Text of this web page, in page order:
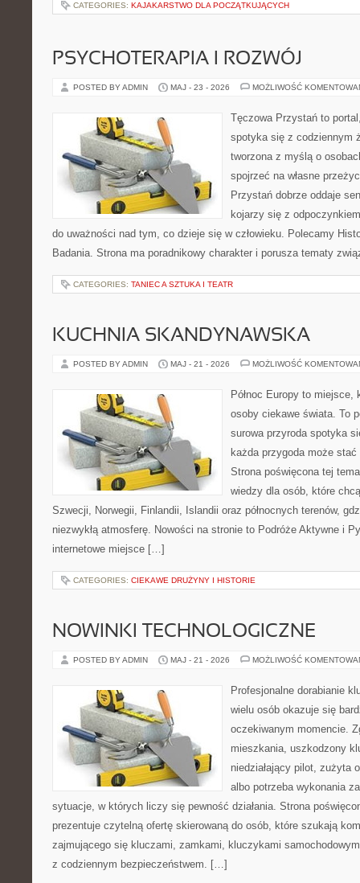
CATEGORIES: KAJAKARSTWO DLA POCZĄTKUJĄCYCH
PSYCHOTERAPIA I ROZWÓJ
POSTED BY ADMIN MAJ - 23 - 2026 MOŻLIWOŚĆ
Tęczowa Przystań to
spotyka się z codziennym
tworzona z myślą o
spojrzeć na własne
Przystań dobrze oddaje
kojarzy się z
do uważności nad tym, co dzieje się w człowieku. Polecamy
Badania. Strona ma poradnikowy charakter i porusza tematy
CATEGORIES: TANIEC A SZTUKA I TEATR
KUCHNIA SKANDYNAWSKA
POSTED BY ADMIN MAJ - 21 - 2026 MOŻLIWOŚĆ
Północ Europy to
osoby ciekawe świata. To
surowa przyroda spotyka
każda przygoda może
Strona poświęcona tej
wiedzy dla osób, które
Szwecji, Norwegii, Finlandii, Islandii oraz północnych terenów,
niezwykłą atmosferę. Nowości na stronie to Podróże Aktywne i
internetowe miejsce […]
CATEGORIES: CIEKAWE DRUŻYNY I HISTORIE
NOWINKI TECHNOLOGICZNE
POSTED BY ADMIN MAJ - 21 - 2026 MOŻLIWOŚĆ
Profesjonalne dorabianie
wielu osób okazuje się
oczekiwanym momencie.
mieszkania, uszkodzony
niedziałający pilot, zużyta
albo potrzeba wykonania
sytuacje, w których liczy się pewność działania. Strona
prezentuje czytelną ofertę skierowaną do osób, które szukają
zajmującego się kluczami, zamkami, kluczykami
z codziennym bezpieczeństwem. […]